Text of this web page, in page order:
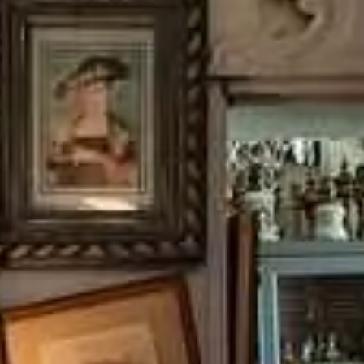
Paramètres de
confidentialité
Afin de faciliter votre navigation et de vous
apporter le meilleur service possible, nous utilisons
des cookies pour améliorer le site aux besoins des
visiteurs, notamment selon la fréquentation.
Nos politique de confidentialité